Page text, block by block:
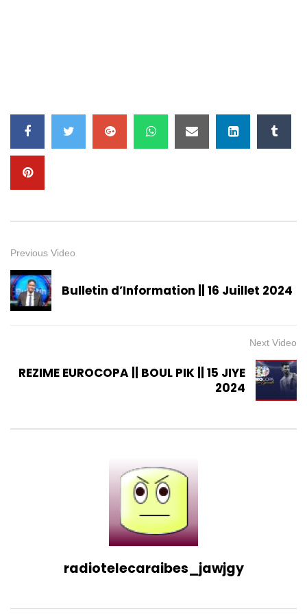
Manzè du groupe Boukman
Eksperyans, invité d’honneur de
la 2ème édition du Gala Lumane
JANVIER 2025
peut on faire ?” avec Michel
9.5K 163
acoustique 5:7, Dj Kemissa, Mide
à la Caféière , Delmas 83
Février 2025
CARAIBES CULTURE + || SAMEDI 08
MARS 2025
MARS 2025
Previous Video
Bulletin d’Information || 16 Juillet 2024
Next Video
REZIME EUROCOPA || BOUL PIK || 15 JIYE
2024
radiotelecaraibes_jawjgy